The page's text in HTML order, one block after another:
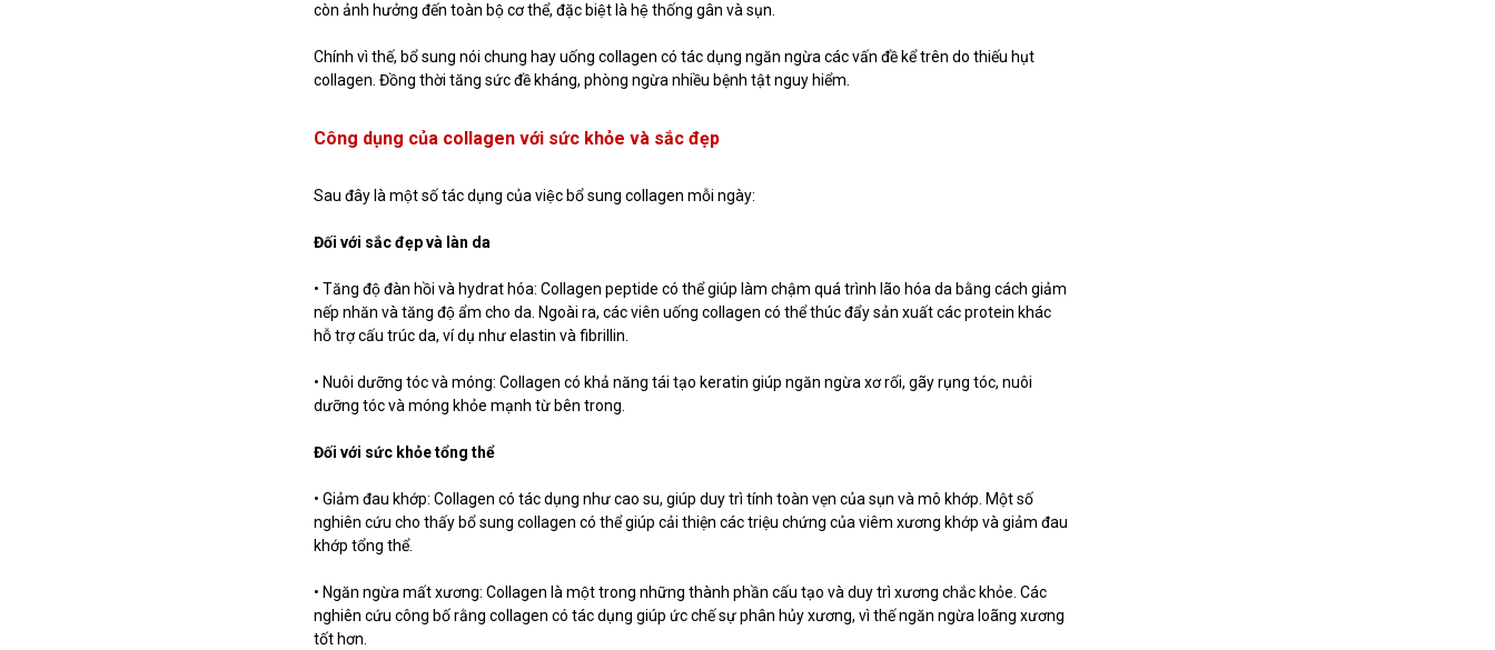
còn ảnh hưởng đến toàn bộ cơ thể, đặc biệt là hệ thống gân và sụn.
Chính vì thế, bổ sung nói chung hay uống collagen có tác dụng ngăn ngừa các vấn đề kể trên do thiếu hụt
collagen. Đồng thời tăng sức đề kháng, phòng ngừa nhiều bệnh tật nguy hiểm.
Công dụng của collagen với sức khỏe và sắc đẹp
Sau đây là một số tác dụng của việc bổ sung collagen mỗi ngày:
Đối với sắc đẹp và làn da
• Tăng độ đàn hồi và hydrat hóa: Collagen peptide có thể giúp làm chậm quá trình lão hóa da bằng cách giảm
nếp nhăn và tăng độ ẩm cho da. Ngoài ra, các viên uống collagen có thể thúc đẩy sản xuất các protein khác
hỗ trợ cấu trúc da, ví dụ như elastin và fibrillin.
• Nuôi dưỡng tóc và móng: Collagen có khả năng tái tạo keratin giúp ngăn ngừa xơ rối, gãy rụng tóc, nuôi
dưỡng tóc và móng khỏe mạnh từ bên trong.
Đối với sức khỏe tổng thể
• Giảm đau khớp: Collagen có tác dụng như cao su, giúp duy trì tính toàn vẹn của sụn và mô khớp. Một số
nghiên cứu cho thấy bổ sung collagen có thể giúp cải thiện các triệu chứng của viêm xương khớp và giảm đau
khớp tổng thể.
• Ngăn ngừa mất xương: Collagen là một trong những thành phần cấu tạo và duy trì xương chắc khỏe. Các
nghiên cứu công bố rằng collagen có tác dụng giúp ức chế sự phân hủy xương, vì thế ngăn ngừa loãng xương
tốt hơn.